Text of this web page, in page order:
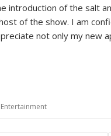
introduction of the salt
of the show. I am
not only my new